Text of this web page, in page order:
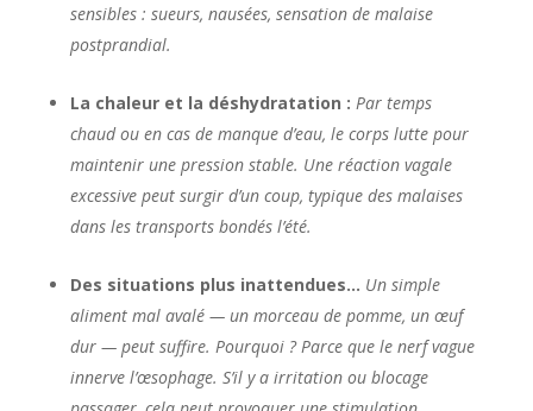
sensibles : sueurs, nausées, sensation de malaise
postprandial.
La chaleur et la déshydratation : Par temps
chaud ou en cas de manque d’eau, le corps lutte pour
maintenir une pression stable. Une réaction vagale
excessive peut surgir d’un coup, typique des malaises
dans les transports bondés l’été.
Des situations plus inattendues… Un simple
aliment mal avalé — un morceau de pomme, un œuf
dur — peut suffire. Pourquoi ? Parce que le nerf vague
innerve l’œsophage. S’il y a irritation ou blocage